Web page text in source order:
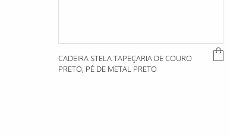
CADEIRA STELA TAPEÇARIA DE COURO
PRETO, PÉ DE METAL PRETO